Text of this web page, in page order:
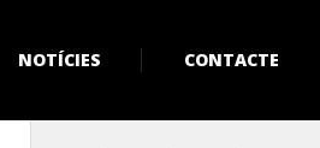
NOTÍCIES CONTACTE